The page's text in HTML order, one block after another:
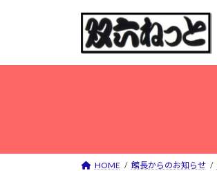
プ
動
HOME 館長からのお知らせ